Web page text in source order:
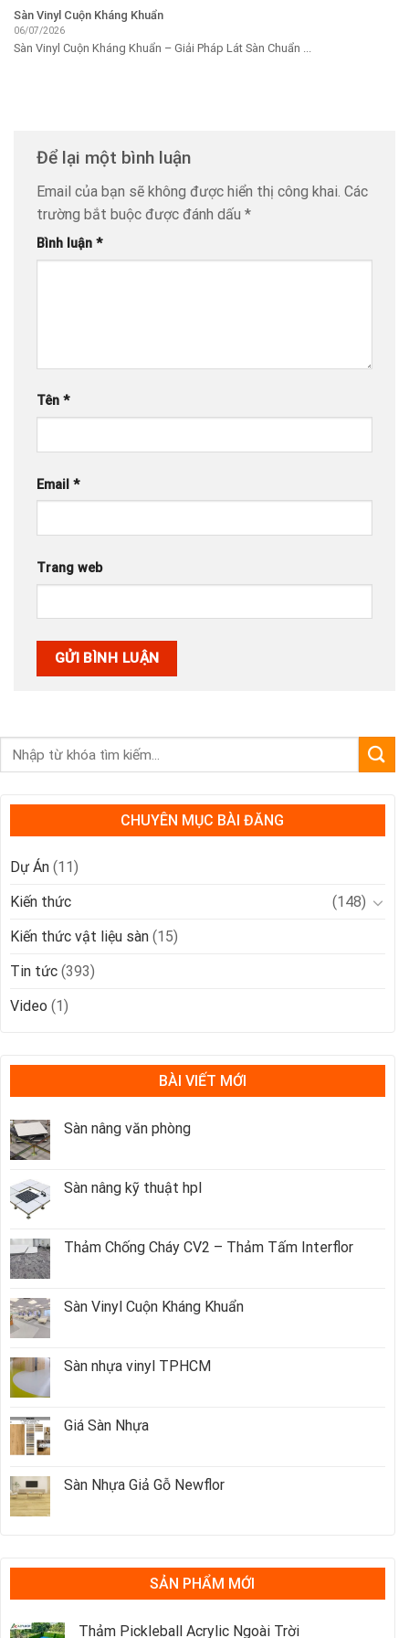
Sàn Vinyl Cuộn Kháng Khuẩn
06/07/2026
Sàn Vinyl Cuộn Kháng Khuẩn – Giải Pháp Lát Sàn Chuẩn ...
Để lại một bình luận
Email của bạn sẽ không được hiển thị công khai. Các
trường bắt buộc được đánh dấu *
Bình luận *
Tên *
Email *
Trang web
CHUYÊN MỤC BÀI ĐĂNG
Dự Án (11)
Kiến thức
(148)
Kiến thức vật liệu sàn (15)
Tin tức (393)
Video (1)
BÀI VIẾT MỚI
Sàn nâng văn phòng
Sàn nâng kỹ thuật hpl
Thảm Chống Cháy CV2 – Thảm Tấm Interflor
Sàn Vinyl Cuộn Kháng Khuẩn
Sàn nhựa vinyl TPHCM
Giá Sàn Nhựa
Sàn Nhựa Giả Gỗ Newflor
SẢN PHẨM MỚI
Thảm Pickleball Acrylic Ngoài Trời